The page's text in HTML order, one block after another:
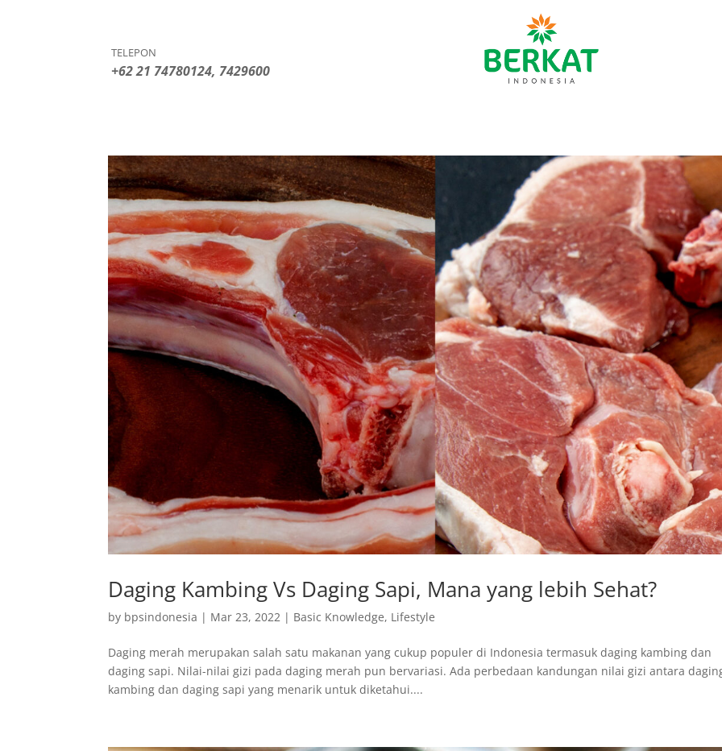
TELEPON
+62 21 74780124, 7429600
Daging Kambing Vs Daging Sapi, Mana yang lebih Sehat?
by bpsindonesia | Mar 23, 2022 | Basic Knowledge, Lifestyle
Daging merah merupakan salah satu makanan yang cukup populer di Indonesia termasuk daging kambing dan
daging sapi. Nilai-nilai gizi pada daging merah pun bervariasi. Ada perbedaan kandungan nilai gizi antara
kambing dan daging sapi yang menarik untuk diketahui....